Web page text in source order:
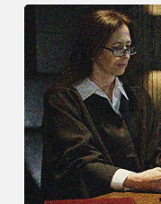
L’ACLC
reçoit
l’autorisation
d’intervenir
devant
la
Cour
suprême